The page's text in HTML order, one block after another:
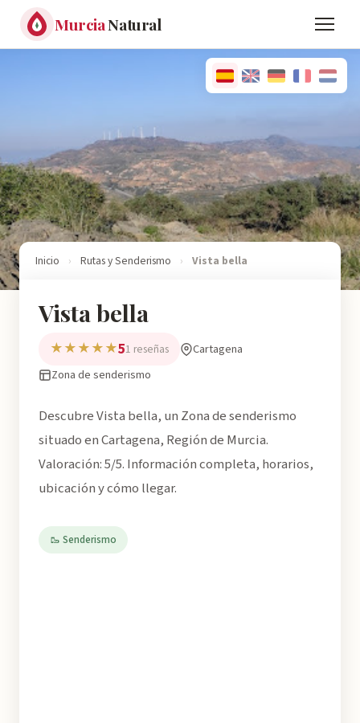
MurciaNatural
Inicio › Rutas y Senderismo › Vista bella
Vista bella
★★★★★51 reseñas
Cartagena
Zona de senderismo
Descubre Vista bella, un Zona de senderismo
situado en Cartagena, Región de Murcia.
Valoración: 5/5. Información completa, horarios,
ubicación y cómo llegar.
🥾 Senderismo